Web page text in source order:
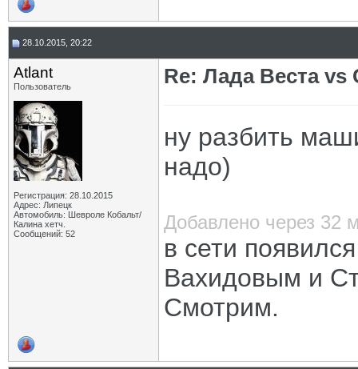
28.10.2015, 20:22
Atlant
Пользователь
Регистрация: 28.10.2015
Адрес: Липецк
Автомобиль: Шевроле Кобальт/
Калина хетч.
Сообщений: 52
Re: Лада Веста vs
ну разбить
надо)
Добавлено через 32
в сети
Вахидовым и
Смотрим.